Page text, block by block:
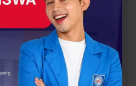
Siap Kuliah Berkualitas?
UBSI Cengkareng Gelar
Open Booth Spesial
dengan Beasiswa…